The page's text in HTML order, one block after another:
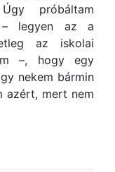
próbáltam
– legyen az a
az iskolai
–, hogy egy
nekem bármin
azért, mert nem